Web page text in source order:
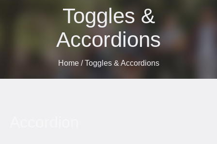
Toggles &
Accordions
Home /Toggles & Accordions